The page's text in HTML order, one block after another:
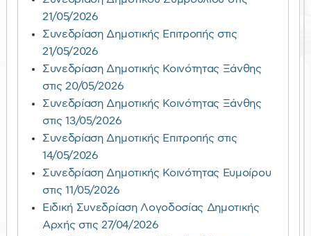
21/05/2026
Συνεδρίαση Δημοτικής Επιτροπής στις
21/05/2026
Συνεδρίαση Δημοτικής Κοινότητας Ξάνθης
στις 20/05/2026
Συνεδρίαση Δημοτικής Κοινότητας Ξάνθης
στις 13/05/2026
Συνεδρίαση Δημοτικής Επιτροπής στις
14/05/2026
Συνεδρίαση Δημοτικής Κοινότητας Ευμοίρου
στις 11/05/2026
Ειδική Συνεδρίαση Λογοδοσίας Δημοτικής
Αρχής στις 27/04/2026